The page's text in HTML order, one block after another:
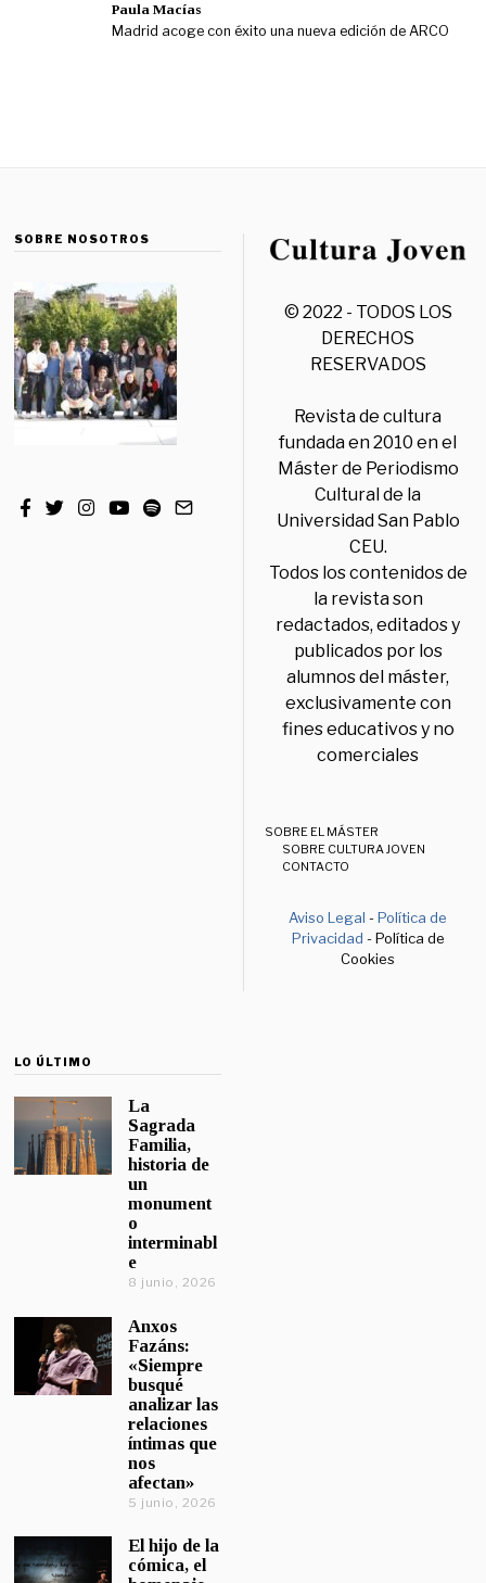
Paula Macías
Madrid acoge con éxito una nueva edición de ARCO
SOBRE NOSOTROS
© 2022 - TODOS LOS
DERECHOS
RESERVADOS
Revista de cultura
fundada en 2010 en el
Máster de Periodismo
Cultural de la
Universidad San Pablo
CEU.
Todos los contenidos de
la revista son
redactados, editados y
publicados por los
alumnos del máster,
exclusivamente con
fines educativos y no
comerciales
SOBRE EL MÁSTER
SOBRE CULTURA JOVEN
CONTACTO
Aviso Legal -Política de
Privacidad - Política de
Cookies
LO ÚLTIMO
La
Sagrada
Familia,
historia de
un
monument
o
interminabl
e
8 junio, 2026
Anxos
Fazáns:
«Siempre
busqué
analizar las
relaciones
íntimas que
nos
afectan»
5 junio, 2026
El hijo de la
cómica, el